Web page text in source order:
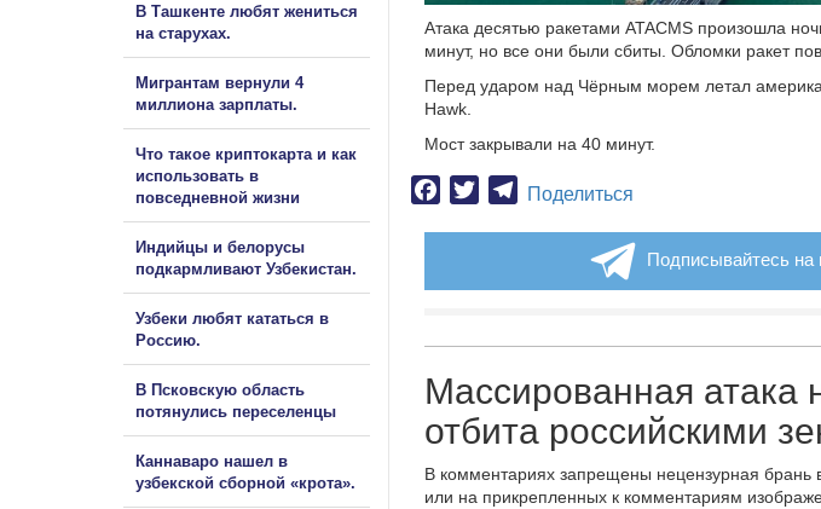
Атака десятью ракетами ATACMS произошла
минут, но все они были сбиты. Обломки ракет
Перед ударом над Чёрным морем летал
Hawk.
Мост закрывали на 40 минут.
Facebook
TwitterTelegram
Поделиться
Подписывайтесь на
Массированная атака
отбита российскими
В комментариях запрещены нецензурная брань
или на прикрепленных к комментариям
В Ташкенте любят жениться
на старухах.
Мигрантам вернули 4
миллиона зарплаты.
Что такое криптокарта и как
использовать в
повседневной жизни
Индийцы и белорусы
подкармливают Узбекистан.
Узбеки любят кататься в
Россию.
В Псковскую область
потянулись переселенцы
Каннаваро нашел в
узбекской сборной «крота».